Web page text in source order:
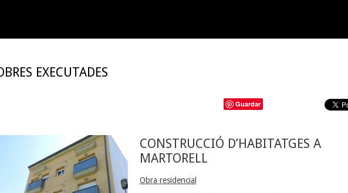
EXECUTADES
Guardar
CONSTRUCCIÓ D’HABITATGES A
MARTORELL
Obra residencial